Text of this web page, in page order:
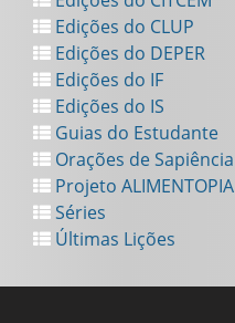
Edições do CLUP
Edições do DEPER
Edições do IF
Edições do IS
Guias do Estudante
Orações de Sapiência
Projeto ALIMENTOPIA
Séries
Últimas Lições